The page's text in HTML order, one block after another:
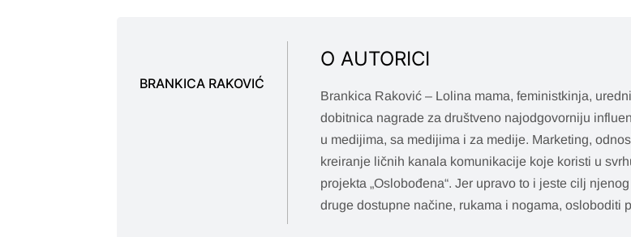
BRANKICA RAKOVIĆ
O AUTORICI
Brankica Raković – Lolina mama, feministkinja,
dobitnica nagrade za društveno najodgovorniju
u medijima, sa medijima i za medije. Marketing,
kreiranje ličnih kanala komunikacije koje koristi u
projekta „Oslobođena“. Jer upravo to i jeste cilj
druge dostupne načine, rukama i nogama, osloboditi